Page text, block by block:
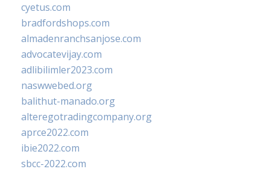
cyetus.com
bradfordshops.com
almadenranchsanjose.com
advocatevijay.com
adlibilimler2023.com
naswwebed.org
balithut-manado.org
alteregotradingcompany.org
aprce2022.com
ibie2022.com
sbcc-2022.com